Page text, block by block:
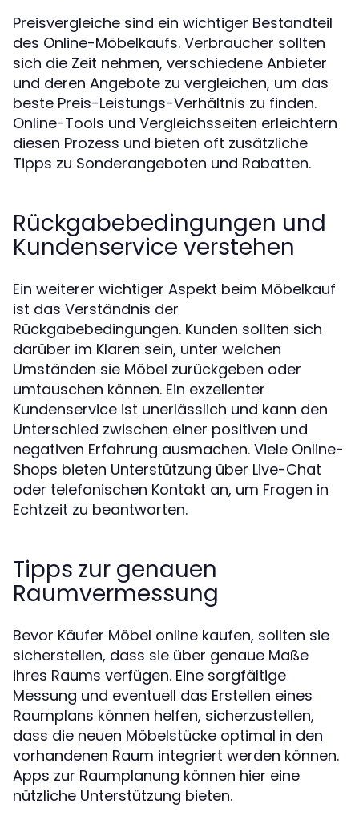
Preisvergleiche sind ein wichtiger Bestandteil
des Online-Möbelkaufs. Verbraucher sollten
sich die Zeit nehmen, verschiedene Anbieter
und deren Angebote zu vergleichen, um das
beste Preis-Leistungs-Verhältnis zu finden.
Online-Tools und Vergleichsseiten erleichtern
diesen Prozess und bieten oft zusätzliche
Tipps zu Sonderangeboten und Rabatten.
Rückgabebedingungen und
Kundenservice verstehen
Ein weiterer wichtiger Aspekt beim Möbelkauf
ist das Verständnis der
Rückgabebedingungen. Kunden sollten sich
darüber im Klaren sein, unter welchen
Umständen sie Möbel zurückgeben oder
umtauschen können. Ein exzellenter
Kundenservice ist unerlässlich und kann den
Unterschied zwischen einer positiven und
negativen Erfahrung ausmachen. Viele Online-
Shops bieten Unterstützung über Live-Chat
oder telefonischen Kontakt an, um Fragen in
Echtzeit zu beantworten.
Tipps zur genauen
Raumvermessung
Bevor Käufer Möbel online kaufen, sollten sie
sicherstellen, dass sie über genaue Maße
ihres Raums verfügen. Eine sorgfältige
Messung und eventuell das Erstellen eines
Raumplans können helfen, sicherzustellen,
dass die neuen Möbelstücke optimal in den
vorhandenen Raum integriert werden können.
Apps zur Raumplanung können hier eine
nützliche Unterstützung bieten.